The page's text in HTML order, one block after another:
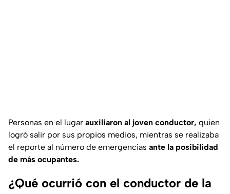
Personas en el lugar auxiliaron al joven conductor, quien
logró salir por sus propios medios, mientras se realizaba
el reporte al número de emergencias ante la posibilidad
de más ocupantes.
¿Qué ocurrió con el conductor de la